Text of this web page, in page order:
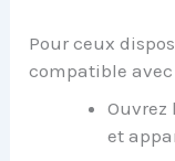
Pour ceux
compatible
Ouvrez
et